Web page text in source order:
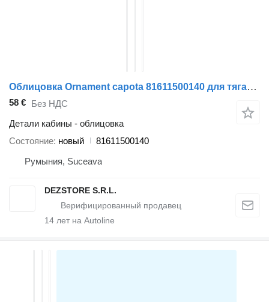
Облицовка Ornament capota 81611500140 для тягача MAN TGS
58 € Без НДС
Детали кабины - облицовка
Состояние новый
81611500140
Румыния, Suceava
DEZSTORE S.R.L.
14 лет на Autoline